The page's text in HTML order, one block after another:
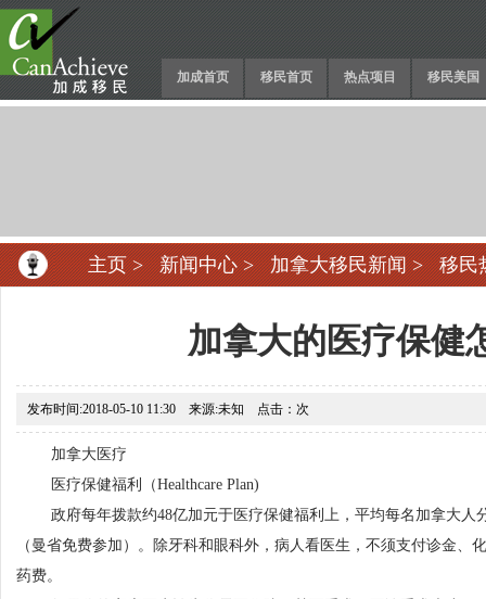
加成首页 移民首页 热点项目 移民美国
主页> 新闻中心> 加拿大移民新闻> 移民
加拿大的医疗保健
发布时间:2018-05-10 11:30 来源:未知 点击： 次
加拿大医疗
医疗保健福利（Healthcare Plan)
政府每年拨款约48亿加元于医疗保健福利上，平均每名加拿大人
（曼省免费参加）。除牙科和眼科外，病人看医生，不须支付诊金、
药费。